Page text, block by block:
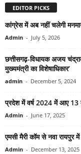
EDITOR PICKS
कांग्रेस में अब नहीं चलेगी
Admin - July 5, 2026
छत्तीसगढ़-विधायक अजय
मुख्यमंत्री का विशेषाधिकार’
admin - December 5, 2024
प्रदेश में वर्ष 2024 में आए 13
Admin - June 17, 2025
एमसी मैरी कॉम से नवा
Admin - December 13, 2025